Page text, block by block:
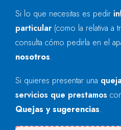
Si lo que necesitas es pedir
particular (como la relativa a
consulta cómo pedirla en el
nosotros.
Si quieres presentar una
servicios que prestamos
Quejas y sugerencias.